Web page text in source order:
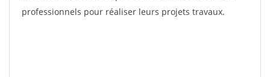
professionnels pour réaliser leurs projets travaux.